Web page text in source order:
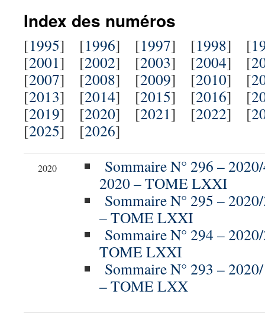
Index des numéros
[1995] [1996] [1997] [1998] [
[2001] [2002] [2003] [2004] [
[2007] [2008] [2009] [2010] [
[2013] [2014] [2015] [2016] [
[2019] [2020] [2021] [2022] [
[2025] [2026]
2020
Sommaire N° 296 –
2020 – TOME LXXI
Sommaire N° 295 –
– TOME LXXI
Sommaire N° 294 –
TOME LXXI
Sommaire N° 293 –
– TOME LXX